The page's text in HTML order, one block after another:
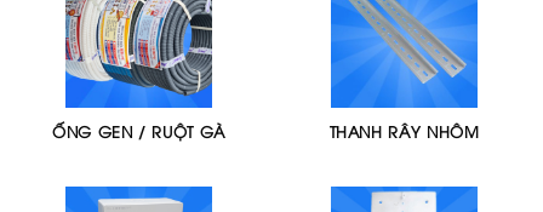
ỐNG GEN / RUỘT GÀ THANH RÂY NHÔM